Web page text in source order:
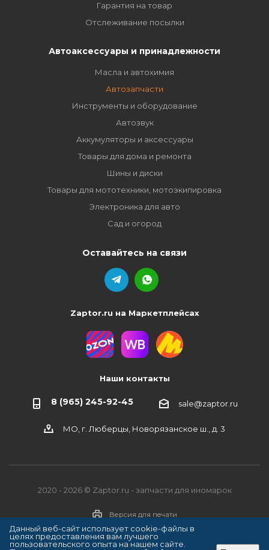
Гарантия на товар
Отслеживание посылки
Автоаксессуары и принадлежности
Масла и автохимия
Автозапчасти
Инструменты и оборудование
Автозвук
Аккумуляторы и аксессуары
Товары для дома и ремонта
Шины и диски
Товары для мототехники, мотоэкипировка
Электроника для авто
Сад и огород
Оставайтесь на связи
Zaptor.ru на Маркетплейсах
Наши контакты
8 (965) 245-92-45 sale@zaptor.ru
МО, г. Люберцы, Новорязанское ш., д. 3
2020 - 2026 © Zaptor.ru - запчасти для иномарок
Версия для печати
Данный веб-сайт использует cookie-файлы в
целях предоставления вам лучшего
пользовательского опыта на нашем сайте.